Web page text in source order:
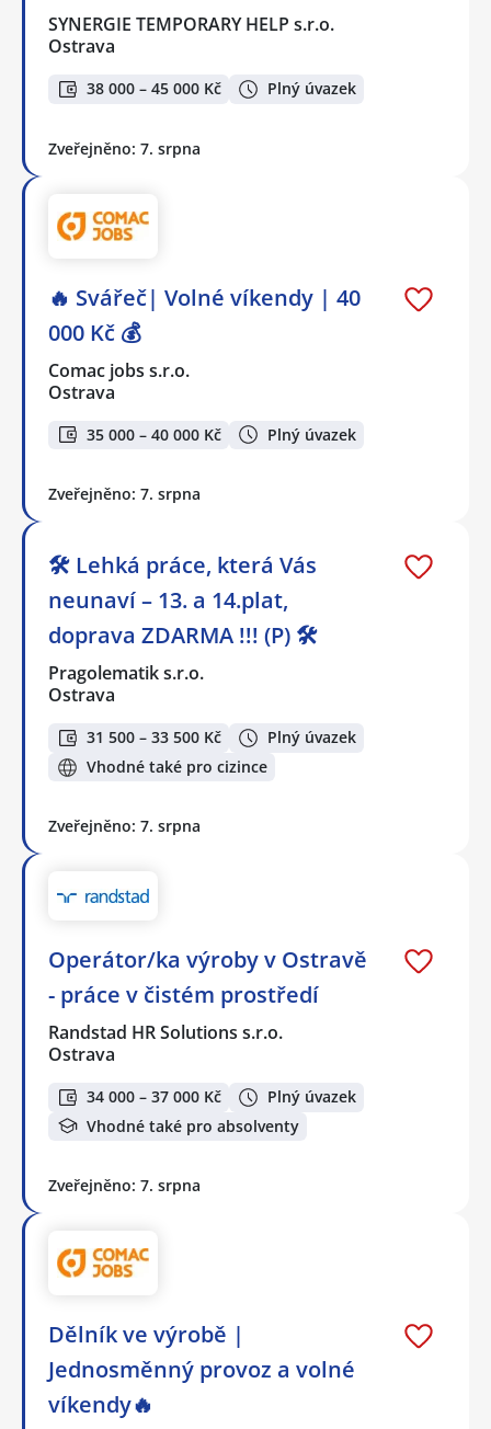
SYNERGIE TEMPORARY HELP s.r.o.
Ostrava
38 000 – 45 000 Kč Plný úvazek
Zveřejněno: 7. srpna
🔥 Svářeč| Volné víkendy | 40
000 Kč 💰
Comac jobs s.r.o.
Ostrava
35 000 – 40 000 Kč Plný úvazek
Zveřejněno: 7. srpna
🛠️ Lehká práce, která Vás
neunaví – 13. a 14.plat,
doprava ZDARMA !!! (P) 🛠️
Pragolematik s.r.o.
Ostrava
31 500 – 33 500 Kč
Plný úvazek
Vhodné také pro cizince
Zveřejněno: 7. srpna
Operátor/ka výroby v Ostravě
- práce v čistém prostředí
Randstad HR Solutions s.r.o.
Ostrava
34 000 – 37 000 Kč
Plný úvazek
Vhodné také pro absolventy
Zveřejněno: 7. srpna
Dělník ve výrobě |
Jednosměnný provoz a volné
víkendy🔥